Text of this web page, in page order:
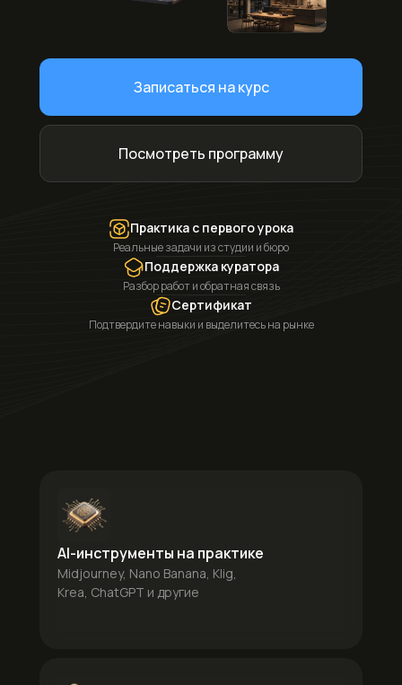
Практика с первого урока
Реальные задачи из студии и бюро
Поддержка куратора
Разбор работ и обратная связь
Сертификат
Подтвердите навыки и выделитесь на рынке
Посмотреть программу
Записаться на курс
AI-инструменты на практике
Midjourney, Nano Banana, Klig,
Krea, ChatGPT и другие